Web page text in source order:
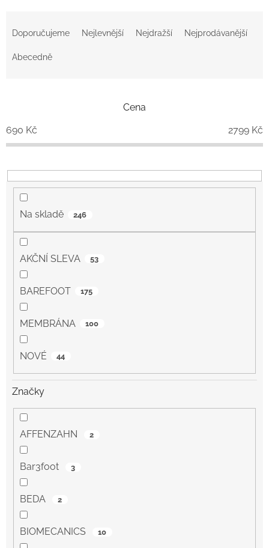
e
o
d
u
Doporučujeme Nejlevnější Nejdražší Nejprodávanější
Abecedně
Cena
690 Kč 2799 Kč
Na skladě 246
AKČNÍ SLEVA 53
BAREFOOT 175
MEMBRÁNA 100
NOVÉ 44
Značky
AFFENZAHN 2
Bar3foot 3
BEDA 2
BIOMECANICS 10